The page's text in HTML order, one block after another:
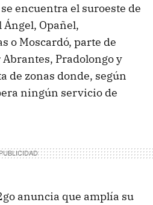
encuentra el suroeste de
Ángel, Opañel,
o Moscardó, parte de
Pradolongo y
de zonas donde, según
ningún servicio de
anuncia que amplía su